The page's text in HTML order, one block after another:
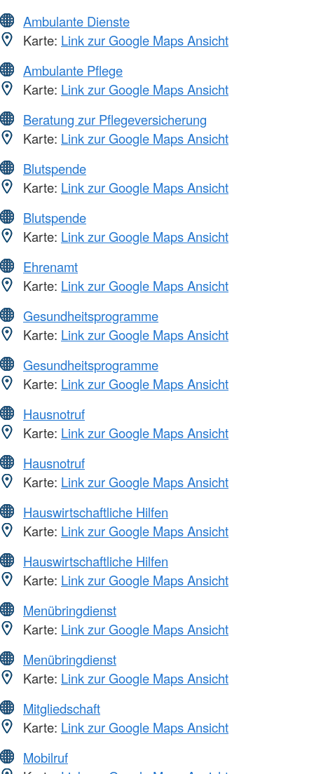
Ambulante Dienste
Karte: Link zur Google Maps Ansicht
Ambulante Pflege
Karte: Link zur Google Maps Ansicht
Beratung zur Pflegeversicherung
Karte: Link zur Google Maps Ansicht
Blutspende
Karte: Link zur Google Maps Ansicht
Blutspende
Karte: Link zur Google Maps Ansicht
Ehrenamt
Karte: Link zur Google Maps Ansicht
Gesundheitsprogramme
Karte: Link zur Google Maps Ansicht
Gesundheitsprogramme
Karte: Link zur Google Maps Ansicht
Hausnotruf
Karte: Link zur Google Maps Ansicht
Hausnotruf
Karte: Link zur Google Maps Ansicht
Hauswirtschaftliche Hilfen
Karte: Link zur Google Maps Ansicht
Hauswirtschaftliche Hilfen
Karte: Link zur Google Maps Ansicht
Menübringdienst
Karte: Link zur Google Maps Ansicht
Menübringdienst
Karte: Link zur Google Maps Ansicht
Mitgliedschaft
Karte: Link zur Google Maps Ansicht
Mobilruf